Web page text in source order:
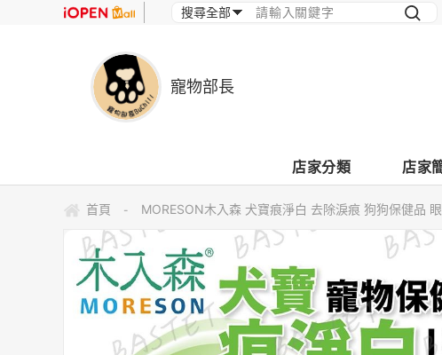
寵物部長
店家分類 店家
首頁 - MORESON木入森 犬寶痕淨白 去除淚痕 狗狗保健品